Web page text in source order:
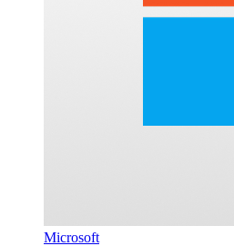
Microsoft